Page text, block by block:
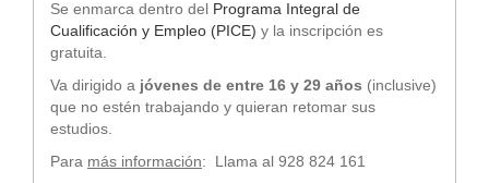
Se enmarca dentro del Programa Integral de
Cualificación y Empleo (PICE) y la inscripción es
gratuita.
Va dirigido a jóvenes de entre 16 y 29 años (inclusive)
que no estén trabajando y quieran retomar sus
estudios.
Para más información: Llama al 928 824 161